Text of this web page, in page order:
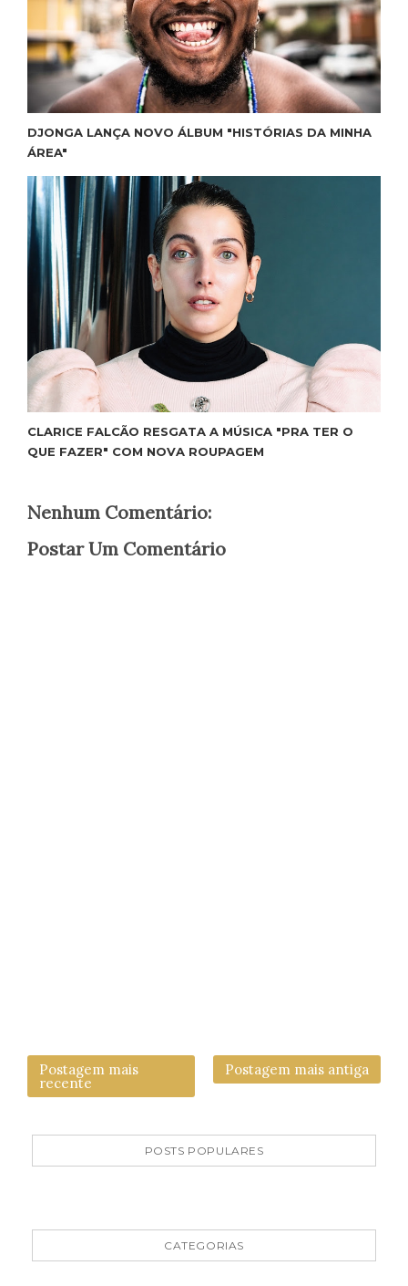
DJONGA LANÇA NOVO ÁLBUM "HISTÓRIAS DA MINHA
ÁREA"
CLARICE FALCÃO RESGATA A MÚSICA "PRA TER O
QUE FAZER" COM NOVA ROUPAGEM
Nenhum Comentário:
Postar Um Comentário
Postagem mais
recente
Postagem mais antiga
POSTS POPULARES
CATEGORIAS